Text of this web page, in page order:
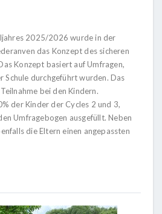
2025/2026 wurde in der
das Konzept des sicheren
Konzept basiert auf Umfragen,
Schule durchgeführt wurden. Das
bei den Kindern.
der Kinder der Cycles 2 und 3,
Umfragebogen ausgefüllt. Neben
die Eltern einen angepassten